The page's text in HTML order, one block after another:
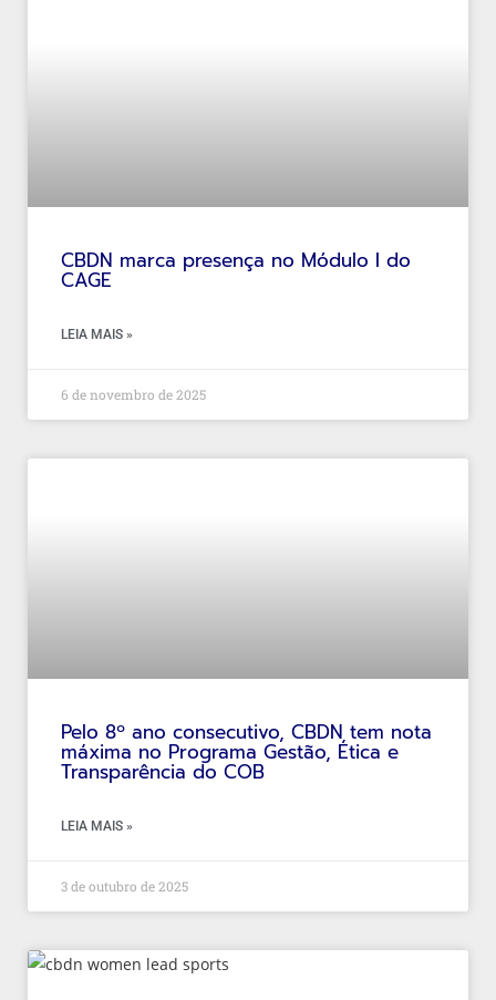
CBDN marca presença no Módulo I do
CAGE
LEIA MAIS »
6 de novembro de 2025
Pelo 8º ano consecutivo, CBDN tem nota
máxima no Programa Gestão, Ética e
Transparência do COB
LEIA MAIS »
3 de outubro de 2025